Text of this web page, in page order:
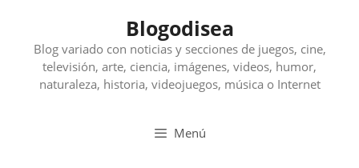
contenido
Blogodisea
Blog variado con noticias y secciones de juegos, cine,
televisión, arte, ciencia, imágenes, videos, humor,
naturaleza, historia, videojuegos, música o Internet
Menú